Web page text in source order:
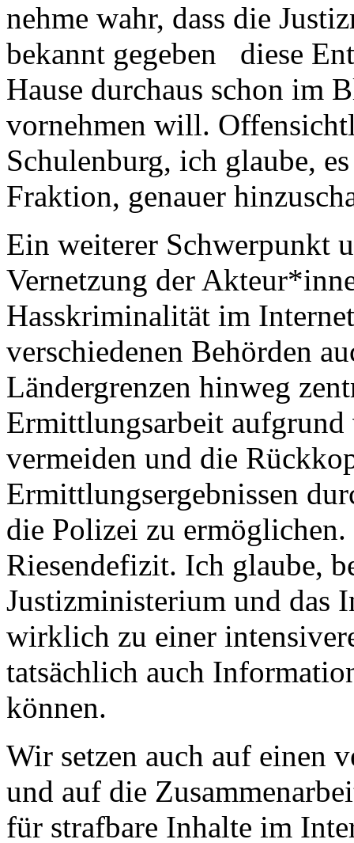
nehme wahr, dass die
bekannt gegeben diese
Hause durchaus schon im
vornehmen will.
Schulenburg, ich glaube,
Fraktion, genauer
Ein weiterer Schwerpunkt
Vernetzung der
Hasskriminalität im
verschiedenen Behörden
Ländergrenzen hinweg
Ermittlungsarbeit
vermeiden und die
Ermittlungsergebnissen
die Polizei zu
Riesendefizit. Ich glaube,
Justizministerium und das
wirklich zu einer
tatsächlich auch
können.
Wir setzen auch auf einen
und auf die
für strafbare Inhalte im